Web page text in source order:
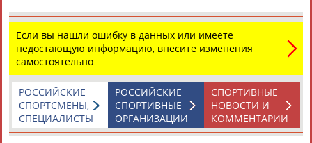
трансляции
..., Анастасия Горбунова,Игорь Полянский*** ВОЛЕЙБОЛ
женщины, квалификация 05:05 мск Россия - США *** ...
...эстафета Сборная России: Александра Разаренова,
ДмитрийПолянский
Полянский*** ...
(Проект:Информационное агентство СТАДИОН
31.07.2021
Токио-2020. 26 июля, понедельник: расписание дня, прямые
трансляции
Если вы нашли ошибку в данных или имеете
недостающую информацию, внесите изменения
самостоятельно
СПОРТИВНЫЕ
НОВОСТИ И
КОММЕНТАРИИ
РОССИЙСКИЕ
СПОРТИВНЫЕ
ОРГАНИЗАЦИИ
РОССИЙСКИЕ
СПОРТСМЕНЫ,
СПЕЦИАЛИСТЫ